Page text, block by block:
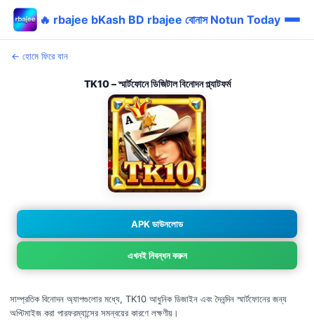
🔥 rbajee bKash BD rbajee বোনাস Notun Today
← হোমে ফিরে যান
TK10 – স্মার্টফোনে ডিজিটাল বিনোদন প্ল্যাটফর্ম
APK ডাউনলোড
এখনই নিবন্ধন করুন
সাম্প্রতিক বিনোদন অ্যাপগুলোর মধ্যে, TK10 আধুনিক ডিজাইন এবং দৈনন্দিন স্মার্টফোনের জন্য
অপ্টিমাইজ করা পারফরম্যান্সের সমন্বয়ের কারণে লক্ষণীয়।